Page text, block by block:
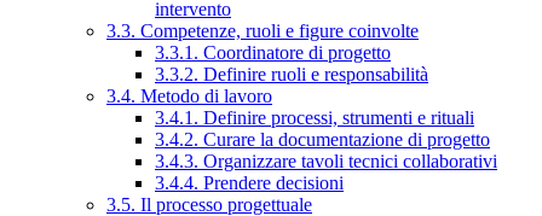
intervento
3.3. Competenze, ruoli e figure coinvolte
3.3.1. Coordinatore di progetto
3.3.2. Definire ruoli e responsabilità
3.4. Metodo di lavoro
3.4.1. Definire processi, strumenti e rituali
3.4.2. Curare la documentazione di progetto
3.4.3. Organizzare tavoli tecnici collaborativi
3.4.4. Prendere decisioni
3.5. Il processo progettuale